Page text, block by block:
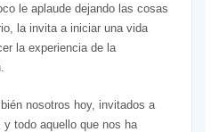
le aplaude dejando las cosas
la invita a iniciar una vida
la experiencia de la
nosotros hoy, invitados a
todo aquello que nos ha